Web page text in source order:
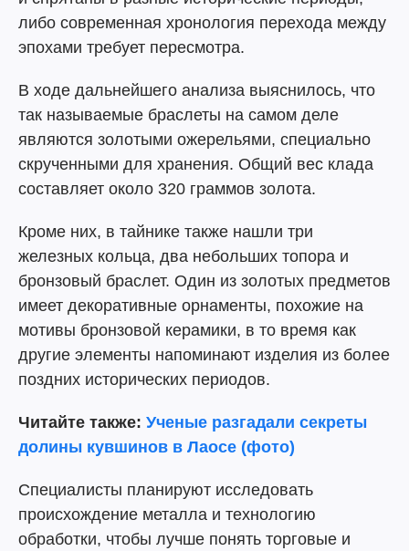
либо современная хронология перехода между
эпохами требует пересмотра.
В ходе дальнейшего анализа выяснилось, что
так называемые браслеты на самом деле
являются золотыми ожерельями, специально
скрученными для хранения. Общий вес клада
составляет около 320 граммов золота.
Кроме них, в тайнике также нашли три
железных кольца, два небольших топора и
бронзовый браслет. Один из золотых предметов
имеет декоративные орнаменты, похожие на
мотивы бронзовой керамики, в то время как
другие элементы напоминают изделия из более
поздних исторических периодов.
Читайте также: Ученые разгадали секреты
долины кувшинов в Лаосе (фото)
Специалисты планируют исследовать
происхождение металла и технологию
обработки, чтобы лучше понять торговые и